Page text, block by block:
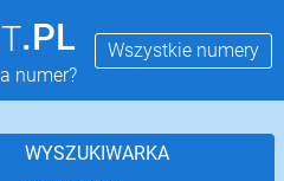
.PL
numer?
Wszystkie numery
WYSZUKIWARKA